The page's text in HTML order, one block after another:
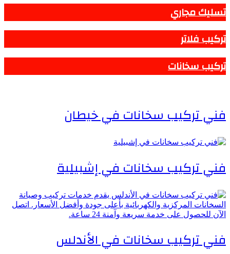
تسليك مجاري
تركيب فلاتر
تركيب سخانات
فني تركيب سخانات في خيطان
فني تركيب سخانات في إشبيلية
فني تركيب سخانات في الأندلس